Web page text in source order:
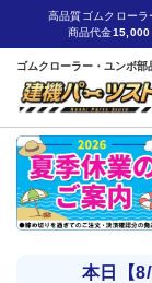
高品質ゴムクロー
商品代金15,000
ゴムクローラー・ユンボ
本日【